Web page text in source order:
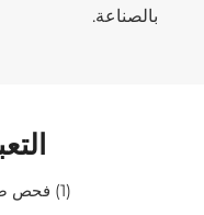
بالصناعة.
(1) فحص صارم أثناء عملية الإنتاج.